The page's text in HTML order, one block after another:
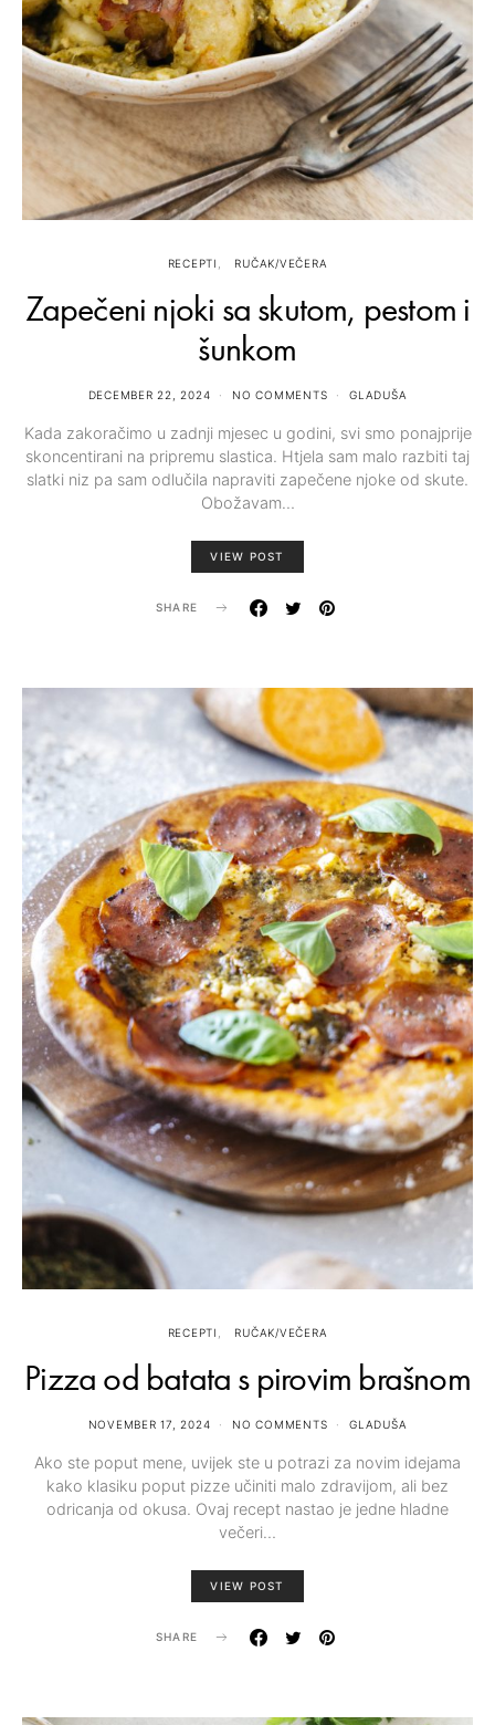
RECEPTI RUČAK/VEČERA
Zapečeni njoki sa skutom, pestom i
šunkom
DECEMBER 22, 2024 NO COMMENTS GLADUŠA
Kada zakoračimo u zadnji mjesec u godini, svi smo ponajprije
skoncentirani na pripremu slastica. Htjela sam malo razbiti taj
slatki niz pa sam odlučila napraviti zapečene njoke od skute.
Obožavam…
VIEW POST
SHARE
RECEPTI RUČAK/VEČERA
Pizza od batata s pirovim brašnom
NOVEMBER 17, 2024 NO COMMENTS GLADUŠA
Ako ste poput mene, uvijek ste u potrazi za novim idejama
kako klasiku poput pizze učiniti malo zdravijom, ali bez
odricanja od okusa. Ovaj recept nastao je jedne hladne
večeri…
VIEW POST
SHARE